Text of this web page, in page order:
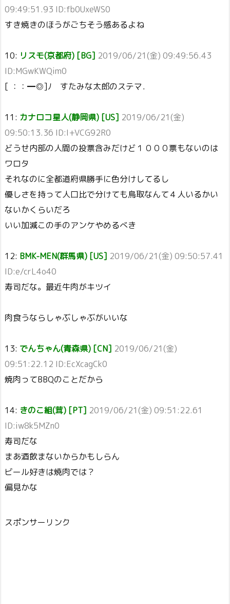
09:49:51.93 ID:fb0UxeWS0
すき焼きのほうがごちそう感あるよね
10: リスモ(京都府) [BG] 2019/06/21(金) 09:49:56.43
ID:MGwKWQim0
[ ：：━◎]ﾉ すたみな太郎のステマ．
11: カナロコ星人(静岡県) [US] 2019/06/21(金)
09:50:13.36 ID:I+VCG92R0
どうせ内部の人間の投票含みだけど１０００票もないのは
ワロタ
それなのに全都道府県勝手に色分けしてるし
優しさを持って人口比で分けても鳥取なんて４人いるかい
ないかくらいだろ
いい加減この手のアンケやめるべき
12: BMK-MEN(群馬県) [US] 2019/06/21(金) 09:50:57.41
ID:e/crL4o40
寿司だな。最近牛肉がキツイ
肉食うならしゃぶしゃぶがいいな
13: でんちゃん(青森県) [CN] 2019/06/21(金)
09:51:22.12 ID:EcXcagCk0
焼肉ってBBQのことだから
14: きのこ組(茸) [PT] 2019/06/21(金) 09:51:22.61
ID:iw8k5MZn0
寿司だな
まあ酒飲まないからかもしらん
ビール好きは焼肉では？
偏見かな
スポンサーリンク